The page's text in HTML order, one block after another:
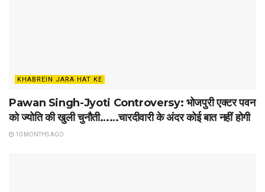
KHABREIN JARA HAT KE
Pawan Singh-Jyoti Controversy: भोजपुरी एक्टर पवन
को ज्योति की खुली चुनौती……चारदीवारी के अंदर कोई बात नहीं होगी
10 MONTHS AGO